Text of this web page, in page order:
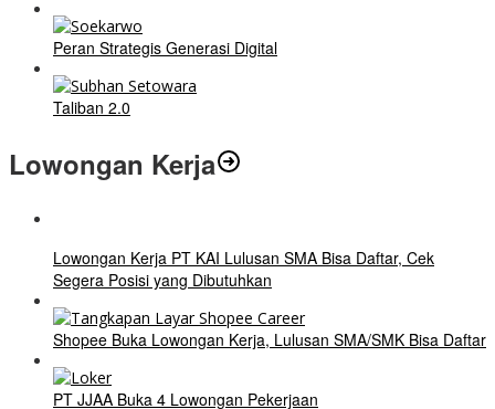
Peran Strategis Generasi Digital
Taliban 2.0
Lowongan Kerja
Lowongan Kerja PT KAI Lulusan SMA Bisa Daftar, Cek
Segera Posisi yang Dibutuhkan
Shopee Buka Lowongan Kerja, Lulusan SMA/SMK Bisa Daftar
PT JJAA Buka 4 Lowongan Pekerjaan